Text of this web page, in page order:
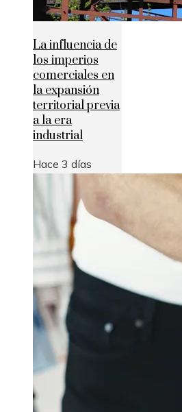
La influencia de
los imperios
comerciales en
la expansión
territorial previa
a la era
industrial
Hace 3 días